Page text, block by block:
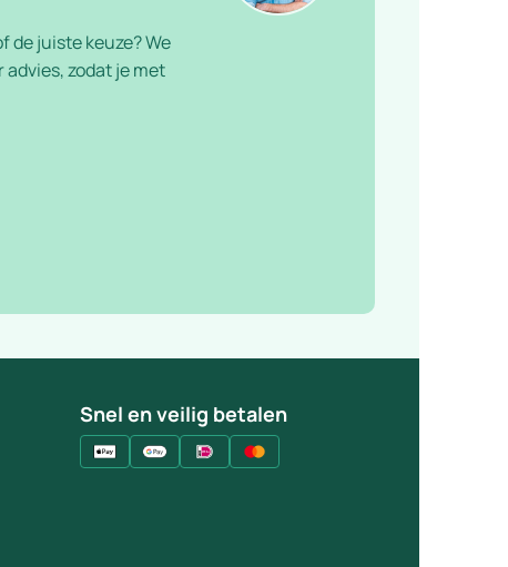
de juiste keuze? We
zodat je met
Snel en veilig betalen